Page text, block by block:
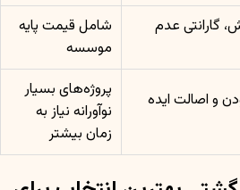
گارانتی عدم
شامل قیمت پایه
موسسه
و اصالت ایده
پروژه‌های بسیار
نوآورانه نیاز به
زمان بیشتر